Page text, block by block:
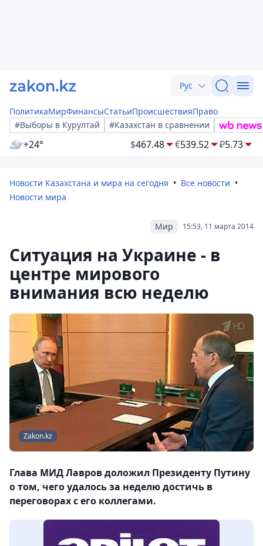
Рус
ПолитикаМирФинансыСтатьиПроисшествияПраво
#Выборы в Курултай
#Казахстан в сравнении
+24° $467.48 €539.52 ₽5.73
Новости Казахстана и мира на сегодня
Все новости
Новости мира
15:53, 11 марта 2014
Мир
Ситуация на Украине - в
центре мирового
внимания всю неделю
Zakon.kz
Глава МИД Лавров доложил Президенту Путину
о том, чего удалось за неделю достичь в
переговорах с его коллегами.